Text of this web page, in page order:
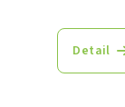
Detail